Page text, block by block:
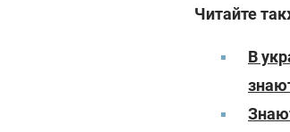
Читайте
В